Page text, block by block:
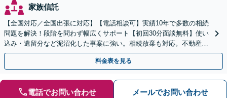
家族信託
【全国対応／全国出張に対応】【電話相談可】実績10年で多数の相続
問題を解決！段階を問わず幅広くサポート【初回30分面談無料】使い
込み・遺留分など泥沼化した事案に強い。相続放棄も対応。不動産相
続は次世代を見据えたご提案。生前対策もお任せを
料金表を見る
電話でお問い合わせ メールでお問い合わせ